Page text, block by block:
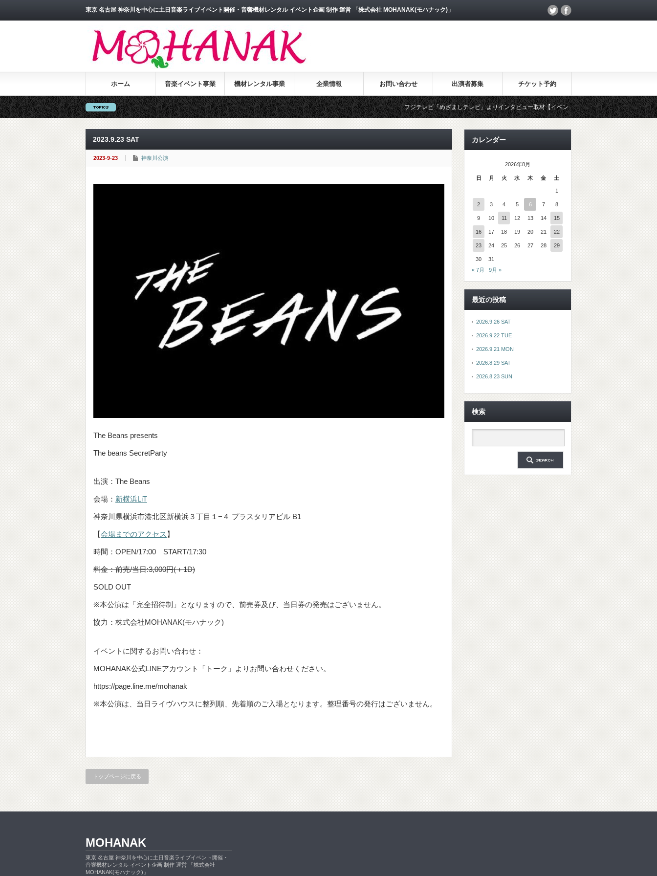
東京 名古屋 神奈川を中心に土日音楽ライブイベント開催・音響機材レンタル イベント企画 制作 運営 「株式会社 MOHANAK(モハナック)」
ホーム 音楽イベント事業 機材レンタル事業 企業情報 お問い合わせ 出演者募集 チケット予約
フジテレビ「めざましテレビ」よりインタビュー取材【イベントワクワク割】について、MOHANAK
2023.9.23 SAT
2023-9-23 神奈川公演
The Beans presents
The beans SecretParty
出演：The Beans
会場： 新横浜LiT
神奈川県横浜市港北区新横浜３丁目１−４ プラスタリアビル B1
【会場までのアクセス 】
時間：OPEN/17:00 START/17:30
料金：前売/当日:3,000円(＋1D)
SOLD OUT
※本公演は「完全招待制」となりますので、前売券及び、当日券の発売はございません。
協力：株式会社MOHANAK(モハナック)
イベントに関するお問い合わせ：
MOHANAK公式LINEアカウント「トーク」よりお問い合わせください。
https://page.line.me/mohanak
※本公演は、当日ライヴハウスに整列順、先着順のご入場となります。整理番号の発行はございません。
トップページに戻る
カレンダー
2026年8月
日 月 火 水 木 金 土
1
2 3 4 5 6 7 8
9 10 11 12 13 14 15
16 17 18 19 20 21 22
23 24 25 26 27 28 29
30
31
« 7月
9月 »
最近の投稿
2026.9.26 SAT
2026.9.22 TUE
2026.9.21 MON
2026.8.29 SAT
2026.8.23 SUN
検索
MOHANAK
東京 名古屋 神奈川を中心に土日音楽ライブイベント開催・
音響機材レンタル イベント企画 制作 運営 「株式会社
MOHANAK(モハナック)」